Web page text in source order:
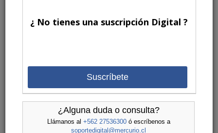
¿ No tienes una suscripción Digital ?
Suscríbete
¿Alguna duda o consulta?
Llámanos al +562 27536300ó escríbenos a
soportedigital@mercurio.cl